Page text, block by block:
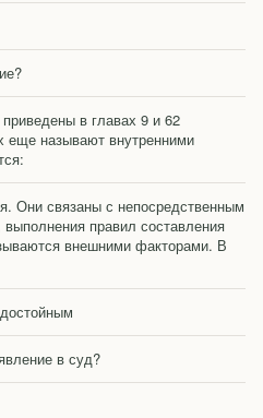
в главах 9 и 62
еще называют внутренними
Они связаны с непосредственным
правил составления
внешними факторами. В
в суд?